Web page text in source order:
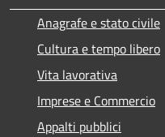
Anagrafe e stato civile
Cultura e tempo libero
Vita lavorativa
Imprese e Commercio
Appalti pubblici